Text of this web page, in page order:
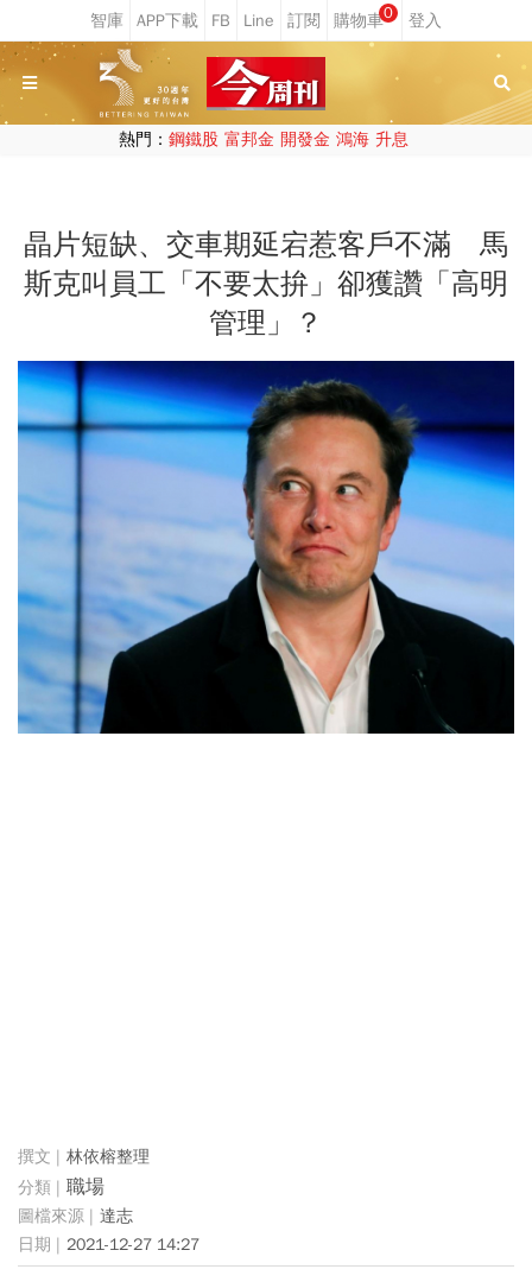
0
熱門： 鋼鐵股 富邦金 開發金 鴻海 升息
晶片短缺、交車期延宕惹客戶不滿 馬
斯克叫員工「不要太拚」卻獲讚「高明
管理」？
林依榕整理
職場
達志
2021-12-27 14:27